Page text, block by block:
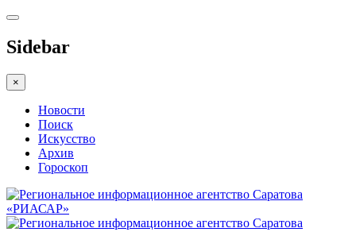
Sidebar
×
Новости
Поиск
Искусство
Архив
Гороскоп